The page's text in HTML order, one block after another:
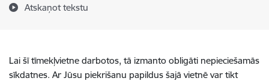
Atskaņot tekstu
Lai šī tīmekļvietne darbotos, tā izmanto obligāti nepieciešamās
sīkdatnes. Ar Jūsu piekrišanu papildus šajā vietnē var tikt